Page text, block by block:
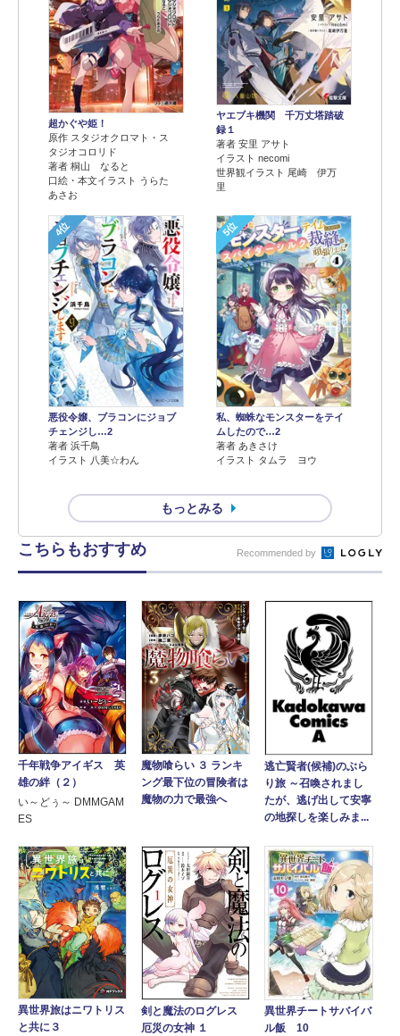
超かぐや姫！
原作 スタジオクロマト・ス
タジオコロリド
著者 桐山 なると
口絵・本文イラスト うらた
あさお
ヤエブキ機関 千万丈塔踏破
録１
著者 安里 アサト
イラスト necomi
世界観イラスト 尾崎 伊万
里
4位
悪役令嬢、ブラコンにジョブ
チェンジし…2
著者 浜千鳥
イラスト 八美☆わん
5位
私、蜘蛛なモンスターをテイ
ムしたので…2
著者 あきさけ
イラスト タムラ ヨウ
もっとみる
こちらもおすすめ Recommended by
千年戦争アイギス 英
雄の絆（２）
い～どぅ～ DMMGAM
ES
魔物喰らい ３ ランキ
ング最下位の冒険者は
魔物の力で最強へ
逃亡賢者(候補)のぶら
り旅 ～召喚されまし
たが、逃げ出して安寧
の地探しを楽しみま...
異世界旅はニワトリス
と共に３
剣と魔法のログレス
厄災の女神 １
異世界チートサバイバ
ル飯 10